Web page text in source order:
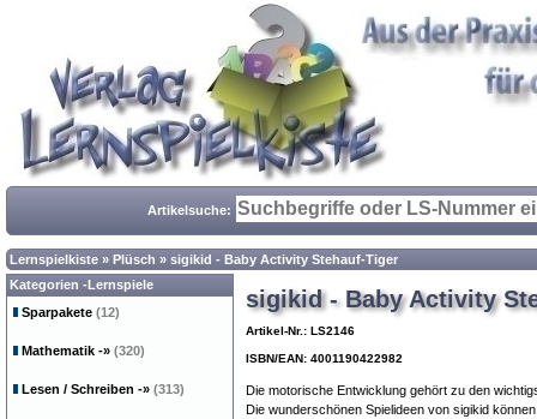
Artikelsuche:
Lernspielkiste » Plüsch » sigikid - Baby Activity Stehauf-Tiger
sigikid - Baby Activity
Artikel-Nr.: LS2146
ISBN/EAN: 4001190422982
Die motorische Entwicklung gehört zu den
Die wunderschönen Spielideen von sigikid
Kategorien -Lernspiele
Sparpakete (12)
Mathematik -» (320)
Lesen / Schreiben -» (313)